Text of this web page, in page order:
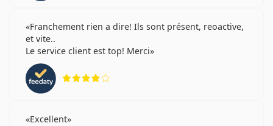
Franchement rien a dire! Ils sont présent, reoactive,
et vite..
Le service client est top! Merci
Excellent